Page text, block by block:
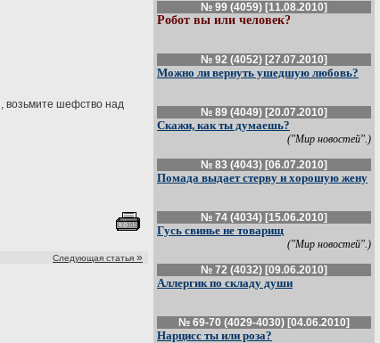
возьмите шефство над
Следующая статья »
№ 99 (4059) [11.08.2010]
Робот вы или человек?
№ 92 (4052) [27.07.2010]
Можно ли вернуть ушедшую любовь?
№ 89 (4049) [20.07.2010]
Скажи, как ты думаешь?
("Мир новостей".)
№ 83 (4043) [06.07.2010]
Помада выдает стерву и хорошую жену
№ 74 (4034) [15.06.2010]
Гусь свинье не товарищ
("Мир новостей".)
№ 72 (4032) [09.06.2010]
Аллергик по складу души
№ 69-70 (4029-4030) [04.06.2010]
Нарцисс ты или роза?